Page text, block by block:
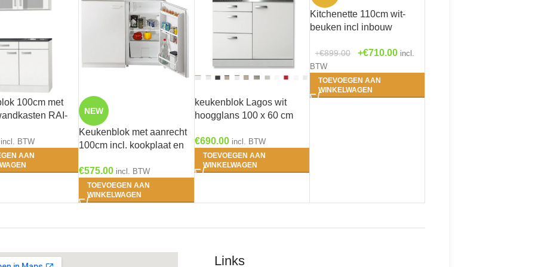
100cm met
RAI-
incl. BTW
AAN
NEW
Keukenblok met aanrecht
100cm incl. kookplaat en
€575.00 incl. BTW
TOEVOEGEN AAN
WINKELWAGEN
keukenblok Lagos wit
hoogglans 100 x 60 cm
€690.00 incl. BTW
TOEVOEGEN AAN
WINKELWAGEN
Kitchenette 110cm wit-
beuken incl inbouw
wandkasten RAI-1045
€899.00 €710.00 incl.
BTW
TOEVOEGEN AAN
WINKELWAGEN
Links